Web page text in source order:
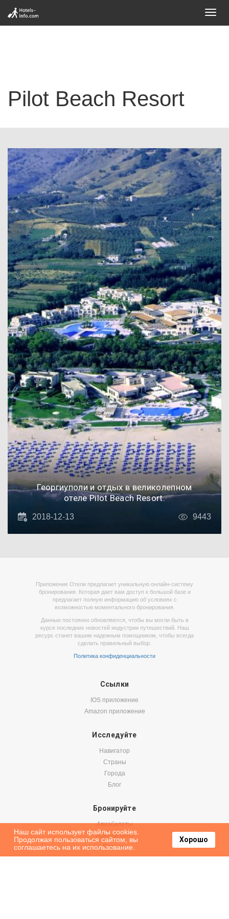
Pilot Beach Resort
Георгиуполи и отдых в великолепном
отеле Pilot Beach Resort.
2018-12-13 9443
Приложение Отели предлагает уникальную онлайн-систему
бронирования. Которая дает вам доступ к большой базе и
предлагает полную информацию об условиях с
возможностью моментального бронирования.
Данные постоянно обновляются, чтобы вы могли быть в
курсе последних новостей индустрии путешествий. Наш
ресурс станет вашим надежным помощником, чтобы всегда
сделать правильный выбор.
Политика конфиденциальности
Ссылки
IOS приложение
Amazon приложение
Исследуйте
Навигатор
Страны
Города
Блог
Бронируйте
Авиабилеты
Аренда авто
Паромы
Наш сайт использует файлы cookies.
Продолжая пользоваться сайтом, вы
соглашаетесь на их использование.
Хорошо